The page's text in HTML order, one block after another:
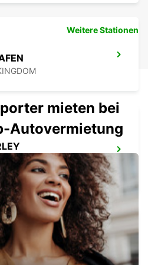
Weitere Stationen
mieten bei
Autovermietung